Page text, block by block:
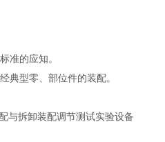
准的应知。
典型零、部位件的装配。
与拆卸装配调节测试实验设备